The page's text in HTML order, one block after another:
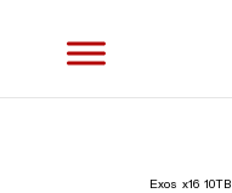
/ هارد ذخیره ساز سیگیت Exos x16 10TB